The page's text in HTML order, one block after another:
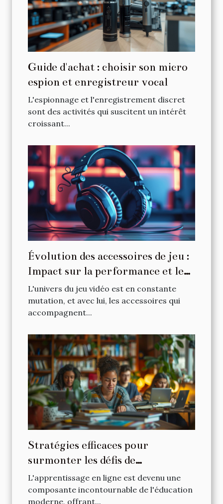
Guide d'achat : choisir son micro
espion et enregistreur vocal
L'espionnage et l'enregistrement discret
sont des activités qui suscitent un intérêt
croissant...
Évolution des accessoires de jeu :
Impact sur la performance et le
confort
L'univers du jeu vidéo est en constante
mutation, et avec lui, les accessoires qui
accompagnent...
Stratégies efficaces pour
surmonter les défis de
l'apprentissage en ligne
L'apprentissage en ligne est devenu une
composante incontournable de l'éducation
moderne, offrant...